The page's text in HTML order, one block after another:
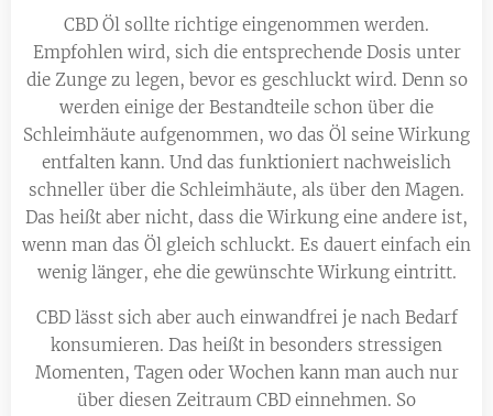
CBD Öl sollte richtige eingenommen werden.
Empfohlen wird, sich die entsprechende Dosis unter
die Zunge zu legen, bevor es geschluckt wird. Denn so
werden einige der Bestandteile schon über die
Schleimhäute aufgenommen, wo das Öl seine Wirkung
entfalten kann. Und das funktioniert nachweislich
schneller über die Schleimhäute, als über den Magen.
Das heißt aber nicht, dass die Wirkung eine andere ist,
wenn man das Öl gleich schluckt. Es dauert einfach ein
wenig länger, ehe die gewünschte Wirkung eintritt.
CBD lässt sich aber auch einwandfrei je nach Bedarf
konsumieren. Das heißt in besonders stressigen
Momenten, Tagen oder Wochen kann man auch nur
über diesen Zeitraum CBD einnehmen. So